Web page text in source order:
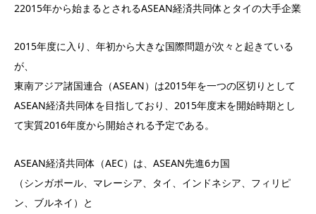
22015年から始まるとされるASEAN経済共同体とタイの大手企業
2015年度に入り、年初から大きな国際問題が次々と起きている
が、
東南アジア諸国連合（ASEAN）は2015年を一つの区切りとして
ASEAN経済共同体を目指しており、2015年度末を開始時期とし
て実質2016年度から開始される予定である。
ASEAN経済共同体（AEC）は、ASEAN先進6カ国
（シンガポール、マレーシア、タイ、インドネシア、フィリピ
ン、ブルネイ）と